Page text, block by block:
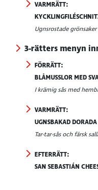
VARMRÄTT:
Ugnsrostade
3-rätters menyn
FÖRRÄTT:
BLÅMUSSLOR MED
I krämig sås med
VARMRÄTT:
UGNSBAKAD
Tar-tar-sås och färsk
EFTERRÄTT:
SAN SEBASTIÁN